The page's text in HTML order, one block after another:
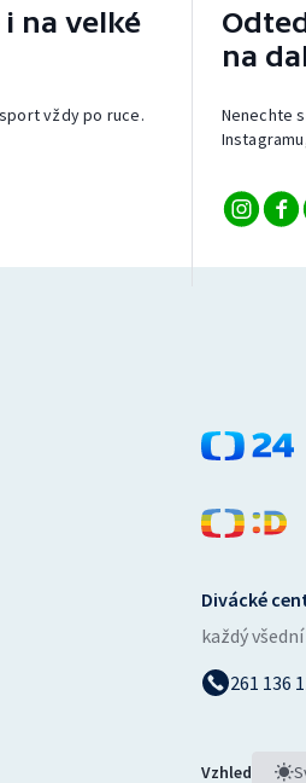
na velké
vždy po ruce.
na
Nenechte
Divácké
každý
261 136
Vzhled